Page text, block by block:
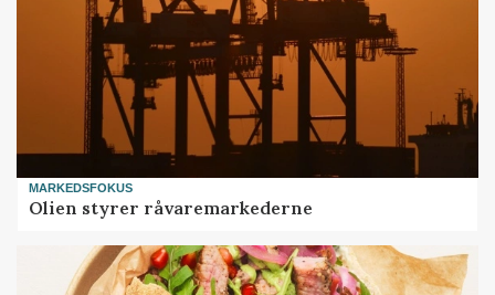
MARKEDSFOKUS
Olien styrer råvaremarkederne